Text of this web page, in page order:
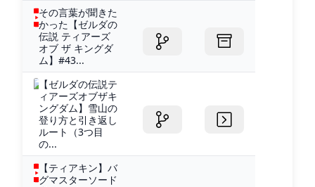
その言葉が聞きた
かった【ゼルダの
伝説 ティアーズ
オブ ザ キングダ
ム】#43...
【ゼルダの伝説テ
ィアーズオブザキ
ングダム】雪山の
登り方と引き返し
ルート（3つ目
の...
【ティアキン】バ
グマスターソード